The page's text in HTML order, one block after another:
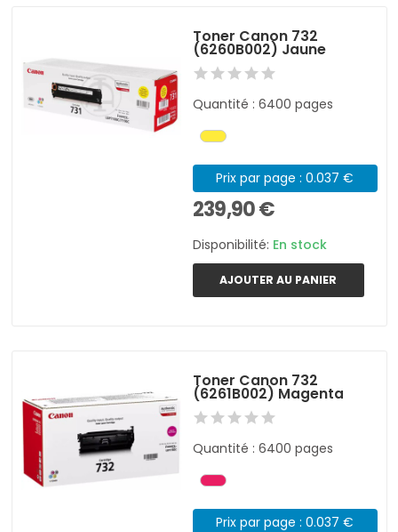
Toner Canon 732
(6260B002) Jaune
Quantité : 6400 pages
Prix par page : 0.037 €
239,90 €
Disponibilité: En stock
AJOUTER AU PANIER
Toner Canon 732
(6261B002) Magenta
Quantité : 6400 pages
Prix par page : 0.037 €